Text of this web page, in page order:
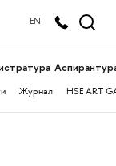
EN
Журнал HSE ART